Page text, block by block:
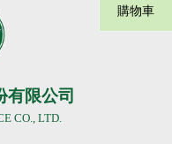
有限公司
CO., LTD.
購物車